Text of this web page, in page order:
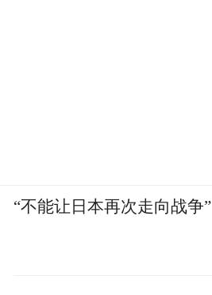
“不能让日本再次走向战争”